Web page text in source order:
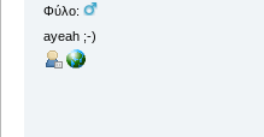
Φύλο:
ayeah ;-)